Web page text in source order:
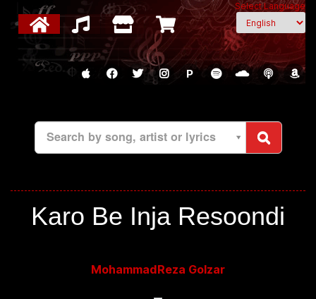
Select Language
P
Search by song, artist or lyrics
Karo Be Inja Resoondi
MohammadReza Golzar